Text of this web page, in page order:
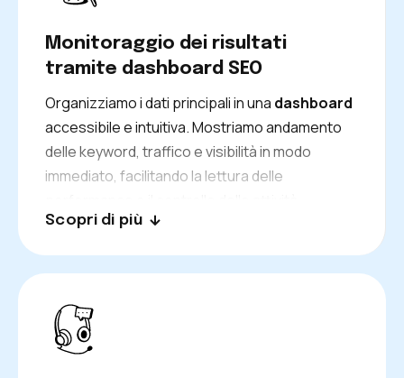
Monitoraggio dei risultati
tramite dashboard SEO
Organizziamo i dati principali in una dashboard
accessibile e intuitiva. Mostriamo andamento
delle keyword, traffico e visibilità in modo
immediato, facilitando la lettura delle
Scopri di più